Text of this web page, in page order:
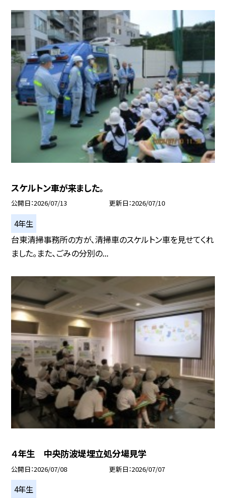
スケルトン車が来ました。
公開日 2026/07/13 更新日 2026/07/10
4年生
台東清掃事務所の方が、清掃車のスケルトン車を見せてくれ
ました。また、ごみの分別の...
４年生 中央防波堤埋立処分場見学
公開日 2026/07/08 更新日 2026/07/07
4年生